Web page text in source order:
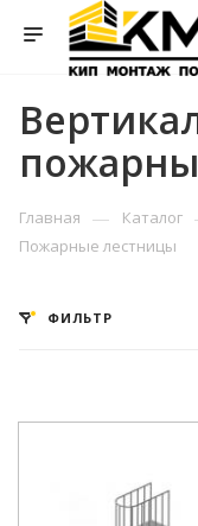
Главная — Каталог
Пожарные лестницы
ФИЛЬТР